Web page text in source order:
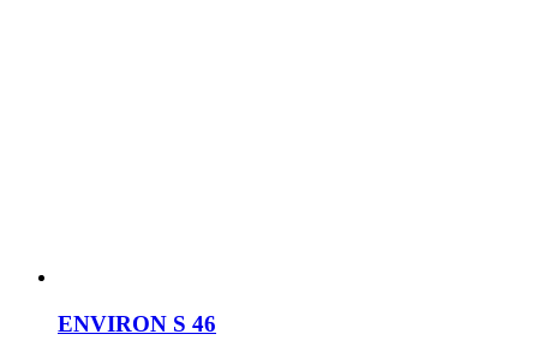
ENVIRON S 46